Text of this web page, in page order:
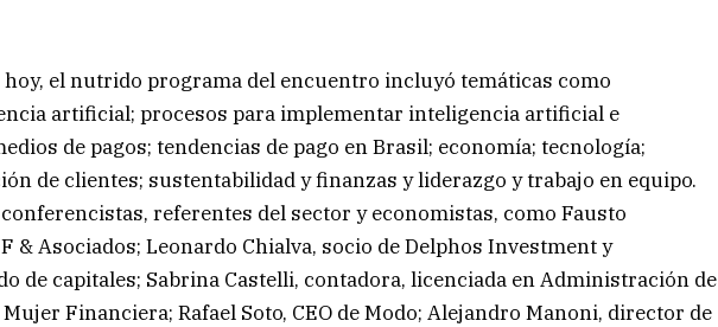
el nutrido programa del encuentro incluyó temáticas como
artificial; procesos para implementar inteligencia artificial e
de pagos; tendencias de pago en Brasil; economía; tecnología;
de clientes; sustentabilidad y finanzas y liderazgo y trabajo en equipo.
referentes del sector y economistas, como Fausto
& Asociados; Leonardo Chialva, socio de Delphos Investment y
de capitales; Sabrina Castelli, contadora, licenciada en Administración de
Financiera; Rafael Soto, CEO de Modo; Alejandro Manoni, director de